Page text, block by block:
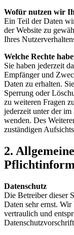
Wofür nutzen wir
Ein Teil der Daten
der Website zu
Ihres
Welche Rechte
Sie haben jederzeit
Empfänger und
Daten zu erhalten.
Sperrung oder
zu weiteren Fragen
jederzeit unter der im
wenden. Des
zuständigen
2.
Datenschutz
Die Betreiber dieser
Daten sehr ernst. Wir
vertraulich und